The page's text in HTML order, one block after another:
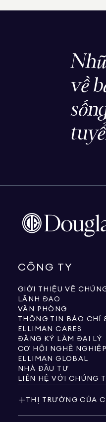
về
CÔNG TY
GIỚI THIỆU VỀ
LÃNH ĐẠO
VĂN PHÒNG
THÔNG TIN BÁO CHÍ
ELLIMAN CARES
ĐĂNG KÝ LÀM ĐẠI LÝ
CƠ HỘI NGHỀ NGHIỆP
ELLIMAN GLOBAL
NHÀ ĐẦU TƯ
LIÊN HỆ VỚI CHÚNG
THỊ TRƯỜNG CỦA